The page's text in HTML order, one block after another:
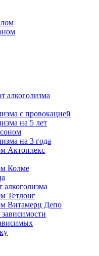
алкоголизма
с провокацией
на 5 лет
на 3 года
Актоплекс
Колме
алкоголизма
Тетлонг
Витамерц Депо